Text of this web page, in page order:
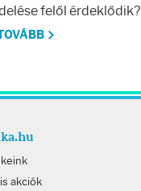
felől érdeklődik?
akciók